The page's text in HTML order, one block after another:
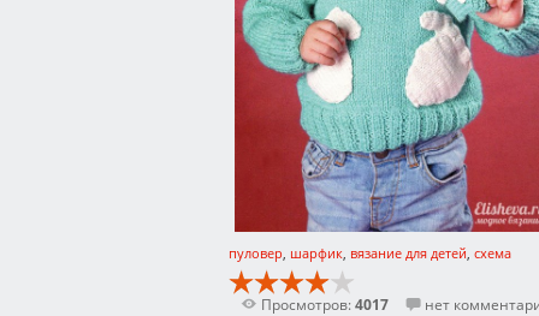
пуловер, шарфик, вязание для детей, схема
Просмотров:4017 нет